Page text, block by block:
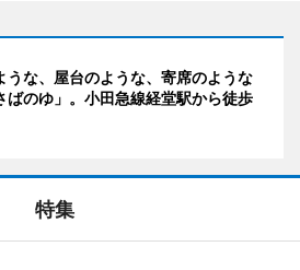
うな、屋台のような、寄席のような
ばのゆ」。小田急線経堂駅から徒歩
特集